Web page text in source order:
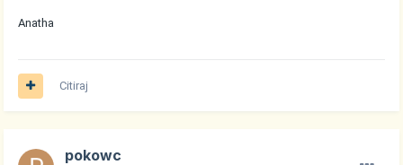
Anatha
Citiraj
pokowc